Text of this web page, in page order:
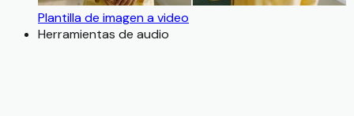
Plantilla de imagen a video
Herramientas de audio